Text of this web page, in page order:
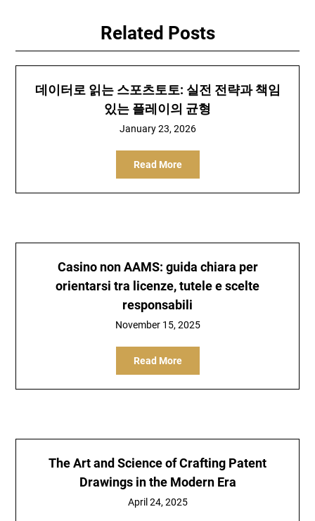
Related Posts
데이터로 읽는 스포츠토토: 실전 전략과 책임
있는 플레이의 균형
January 23, 2026
Read More
Casino non AAMS: guida chiara per
orientarsi tra licenze, tutele e scelte
responsabili
November 15, 2025
Read More
The Art and Science of Crafting Patent
Drawings in the Modern Era
April 24, 2025